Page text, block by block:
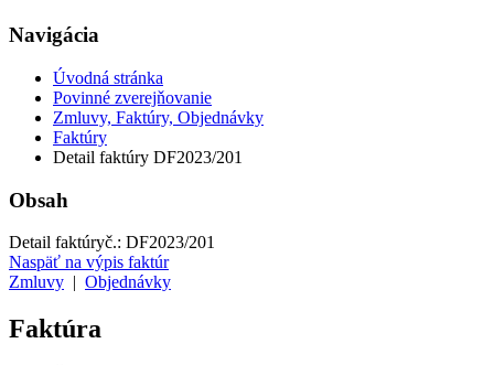
Navigácia
Úvodná stránka
Povinné zverejňovanie
Zmluvy, Faktúry, Objednávky
Faktúry
Detail faktúry DF2023/201
Obsah
Detail faktúryč.: DF2023/201
Naspäť na výpis faktúr
Zmluvy
Objednávky
Faktúra